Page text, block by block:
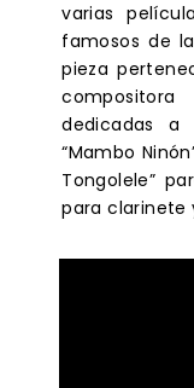
varias
famosos de
pieza
dedicadas a
“Mambo
Tongolele”
para clarinete